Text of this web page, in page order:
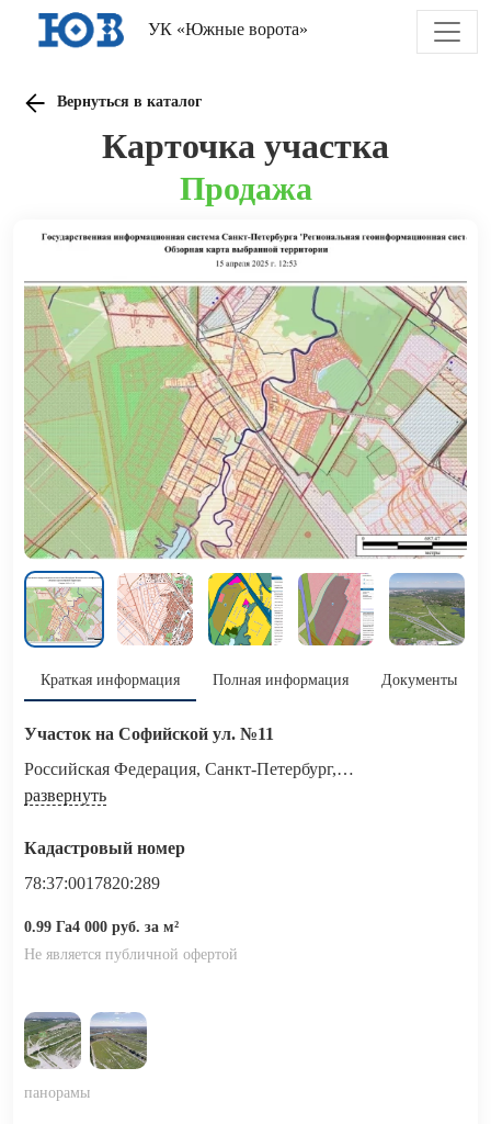
УК «Южные ворота»
Вернуться в каталог
Карточка участка
Продажа
Краткая информация Полная информация Документы
Участок на Софийской ул. №11
Российская Федерация, Санкт-Петербург,
внутригородское муниципальное образование города
Славянка, территория предприятия "Ленсоветовское",
участок 11
развернуть
Кадастровый номер
78:37:0017820:289
0.99 Га4 000 руб. за м²
Не является публичной офертой
панорамы